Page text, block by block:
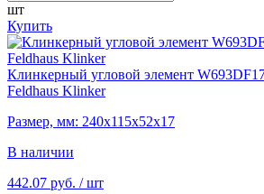
шт
Купить
Клинкерный угловой элемент
Feldhaus Klinker
Размер, мм: 240х115х52х17
В наличии
442.07 руб. / шт